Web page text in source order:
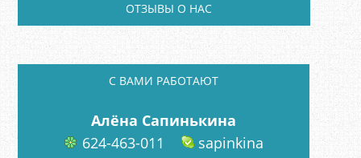
ОТЗЫВЫ О НАС
C ВАМИ РАБОТАЮТ
Алёна Сапинькина
624-463-011
sapinkina